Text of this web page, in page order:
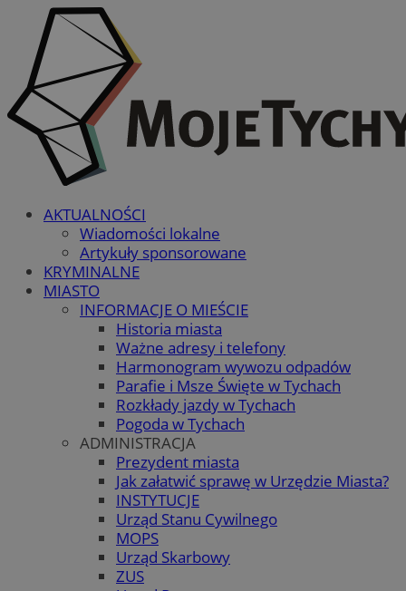
AKTUALNOŚCI
Wiadomości lokalne
Artykuły sponsorowane
KRYMINALNE
MIASTO
INFORMACJE O MIEŚCIE
Historia miasta
Ważne adresy i telefony
Harmonogram wywozu odpadów
Parafie i Msze Święte w Tychach
Rozkłady jazdy w Tychach
Pogoda w Tychach
ADMINISTRACJA
Prezydent miasta
Jak załatwić sprawę w Urzędzie Miasta?
INSTYTUCJE
Urząd Stanu Cywilnego
MOPS
Urząd Skarbowy
ZUS